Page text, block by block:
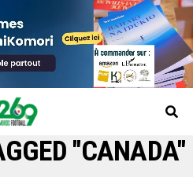
"CANADA"